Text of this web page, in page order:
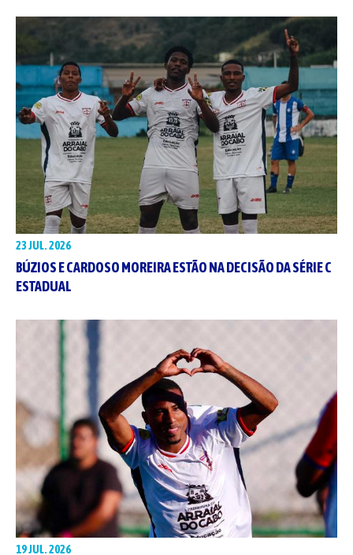
23 JUL. 2026
BÚZIOS E CARDOSO MOREIRA ESTÃO NA DECISÃO DA SÉRIE C
ESTADUAL
19 JUL. 2026